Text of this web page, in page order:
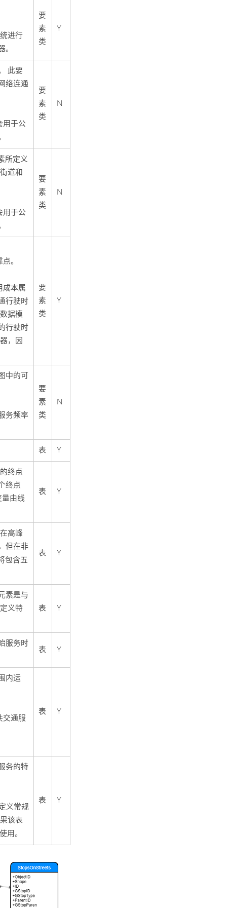
进行
要
素
类
Y
此要
络连通
用于公
要
素
类
N
所定义
道和
用于公
要
素
类
N
。
成本属
行驶时
据模
行驶时
，因
要
素
类
Y
中的可
务频率
要
素
类
N
表 Y
终点
终点
由线
表 Y
高峰
但在非
包含五
表 Y
素是与
义特
表 Y
服务时
表 Y
内运
交通服
表 Y
务的特
义常规
该表
用。
表 Y